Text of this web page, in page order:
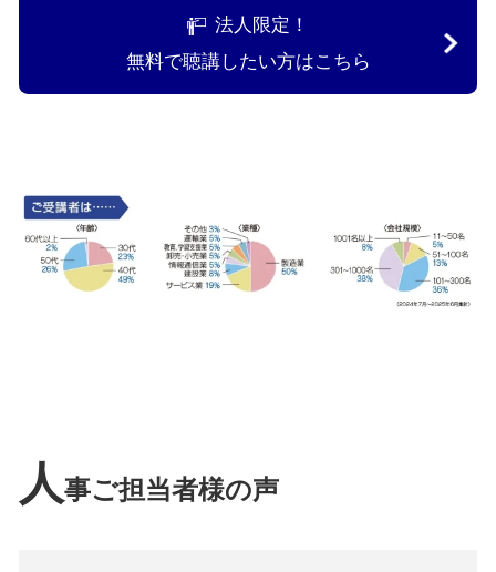
法人限定！
無料で聴講したい方はこちら
人事ご担当者様の声